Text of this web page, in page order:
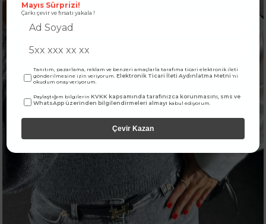
Mayıs Sürprizi!
Çarkı çevir ve fırsatı yakala !
Tanıtım, pazarlama, reklam ve benzeri amaçlarla tarafıma ticari elektronik ileti
gönderilmesine izin veriyorum.Elektronik Ticari İleti Aydınlatma Metni 'ni
okudum onay veriyorum.
Paylaştığım bilgilerinKVKK kapsamında tarafınızca korunmasını, sms ve
WhatsApp üzerinden bilgilendirmeleri almayı kabul ediyorum.
Çevir Kazan